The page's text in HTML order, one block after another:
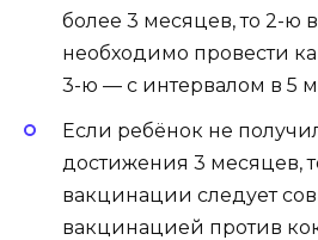
более 3 месяцев, то 2-ю
необходимо провести
3-ю — с интервалом в 5
Если ребёнок не
достижения 3 месяцев,
вакцинации следует
вакцинацией против